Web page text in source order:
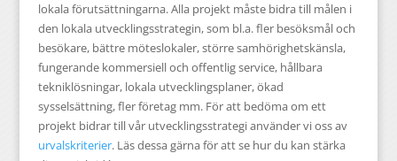
lokala förutsättningarna. Alla projekt måste bidra till målen i
den lokala utvecklingsstrategin, som bl.a. fler besöksmål och
besökare, bättre möteslokaler, större samhörighetskänsla,
fungerande kommersiell och offentlig service, hållbara
tekniklösningar, lokala utvecklingsplaner, ökad
sysselsättning, fler företag mm. För att bedöma om ett
projekt bidrar till vår utvecklingsstrategi använder vi oss av
urvalskriterier. Läs dessa gärna för att se hur du kan stärka